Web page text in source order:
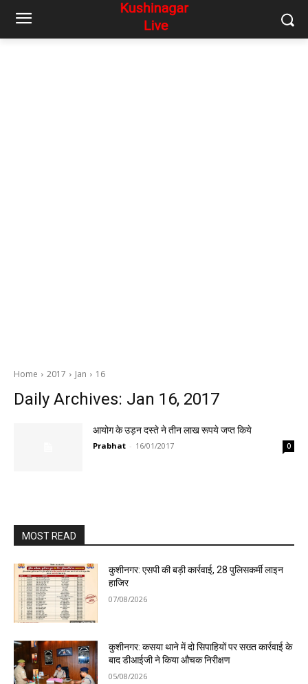
Home 2017 Jan 16
Daily Archives: Jan 16, 2017
आयोग के उड़न दस्ते ने तीन लाख रूपये जप्त किये
Prabhat - 16/01/2017 0
MOST READ
कुशीनगर: एसपी की बड़ी कार्रवाई, 28 पुलिसकर्मी लाइन
हाजिर
07/08/2026
कुशीनगर: कसया थाने में दो सिपाहियों पर सख्त कार्रवाई के
बाद डीआईजी ने किया औचक निरीक्षण
05/08/2026